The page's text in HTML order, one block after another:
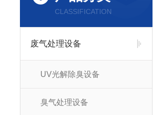
CLASSIFICATION
废气处理设备
UV光解除臭设备
臭气处理设备